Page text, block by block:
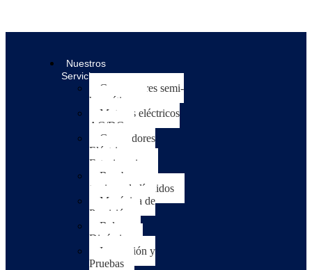
Nuestros
Servicios
Compresores semi-
herméticos
Motores eléctricos
AC/DC
Generadores
Eléctricos
Estacionarios
Bombas para
trasiego de líquidos
Mecánica de
Precisión
Balanceo
Dinámico
Inspección y
Pruebas